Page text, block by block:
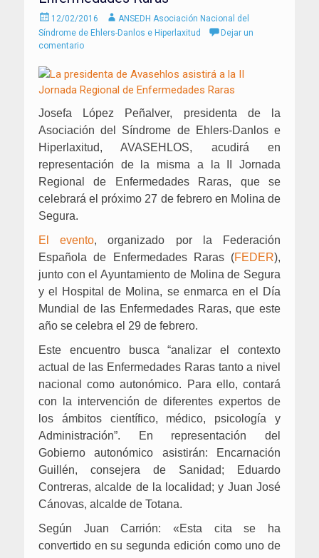
Enviado
el
12/02/2016 AutorANSEDH Asociación Nacional del
Síndrome de Ehlers-Danlos e Hiperlaxitud
Dejar un
comentario
Josefa López Peñalver, presidenta de la
Asociación del Síndrome de Ehlers-Danlos e
Hiperlaxitud, AVASEHLOS, acudirá en
representación de la misma a la II Jornada
Regional de Enfermedades Raras, que se
celebrará el próximo 27 de febrero en Molina de
Segura.
El evento, organizado por la Federación
Española de Enfermedades Raras (FEDER),
junto con el Ayuntamiento de Molina de Segura
y el Hospital de Molina, se enmarca en el Día
Mundial de las Enfermedades Raras, que este
año se celebra el 29 de febrero.
Este encuentro busca “analizar el contexto
actual de las Enfermedades Raras tanto a nivel
nacional como autonómico. Para ello, contará
con la intervención de diferentes expertos de
los ámbitos científico, médico, psicología y
Administración”.
En representación del
Gobierno autonómico asistirán: Encarnación
Guillén, consejera de Sanidad; Eduardo
Contreras, alcalde de la localidad; y Juan José
Cánovas, alcalde de Totana.
Según Juan Carrión: «Esta cita se ha
convertido en su segunda edición como uno de